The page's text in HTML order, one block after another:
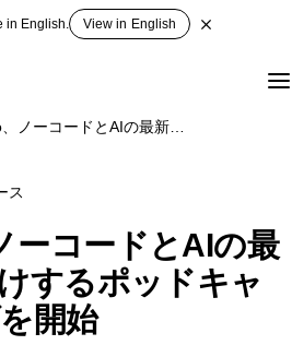
in English. View in English
ス
ーコードとAIの最
するポッドキャ
開始